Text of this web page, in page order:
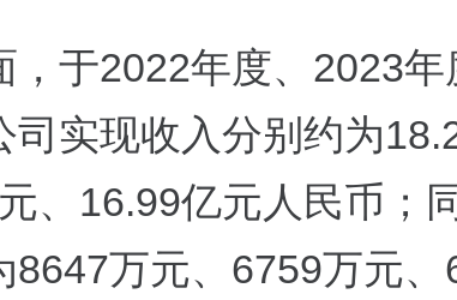
，于2022年度、2023
司实现收入分别约为
、16.99亿元人民币；
8647万元、6759万元、